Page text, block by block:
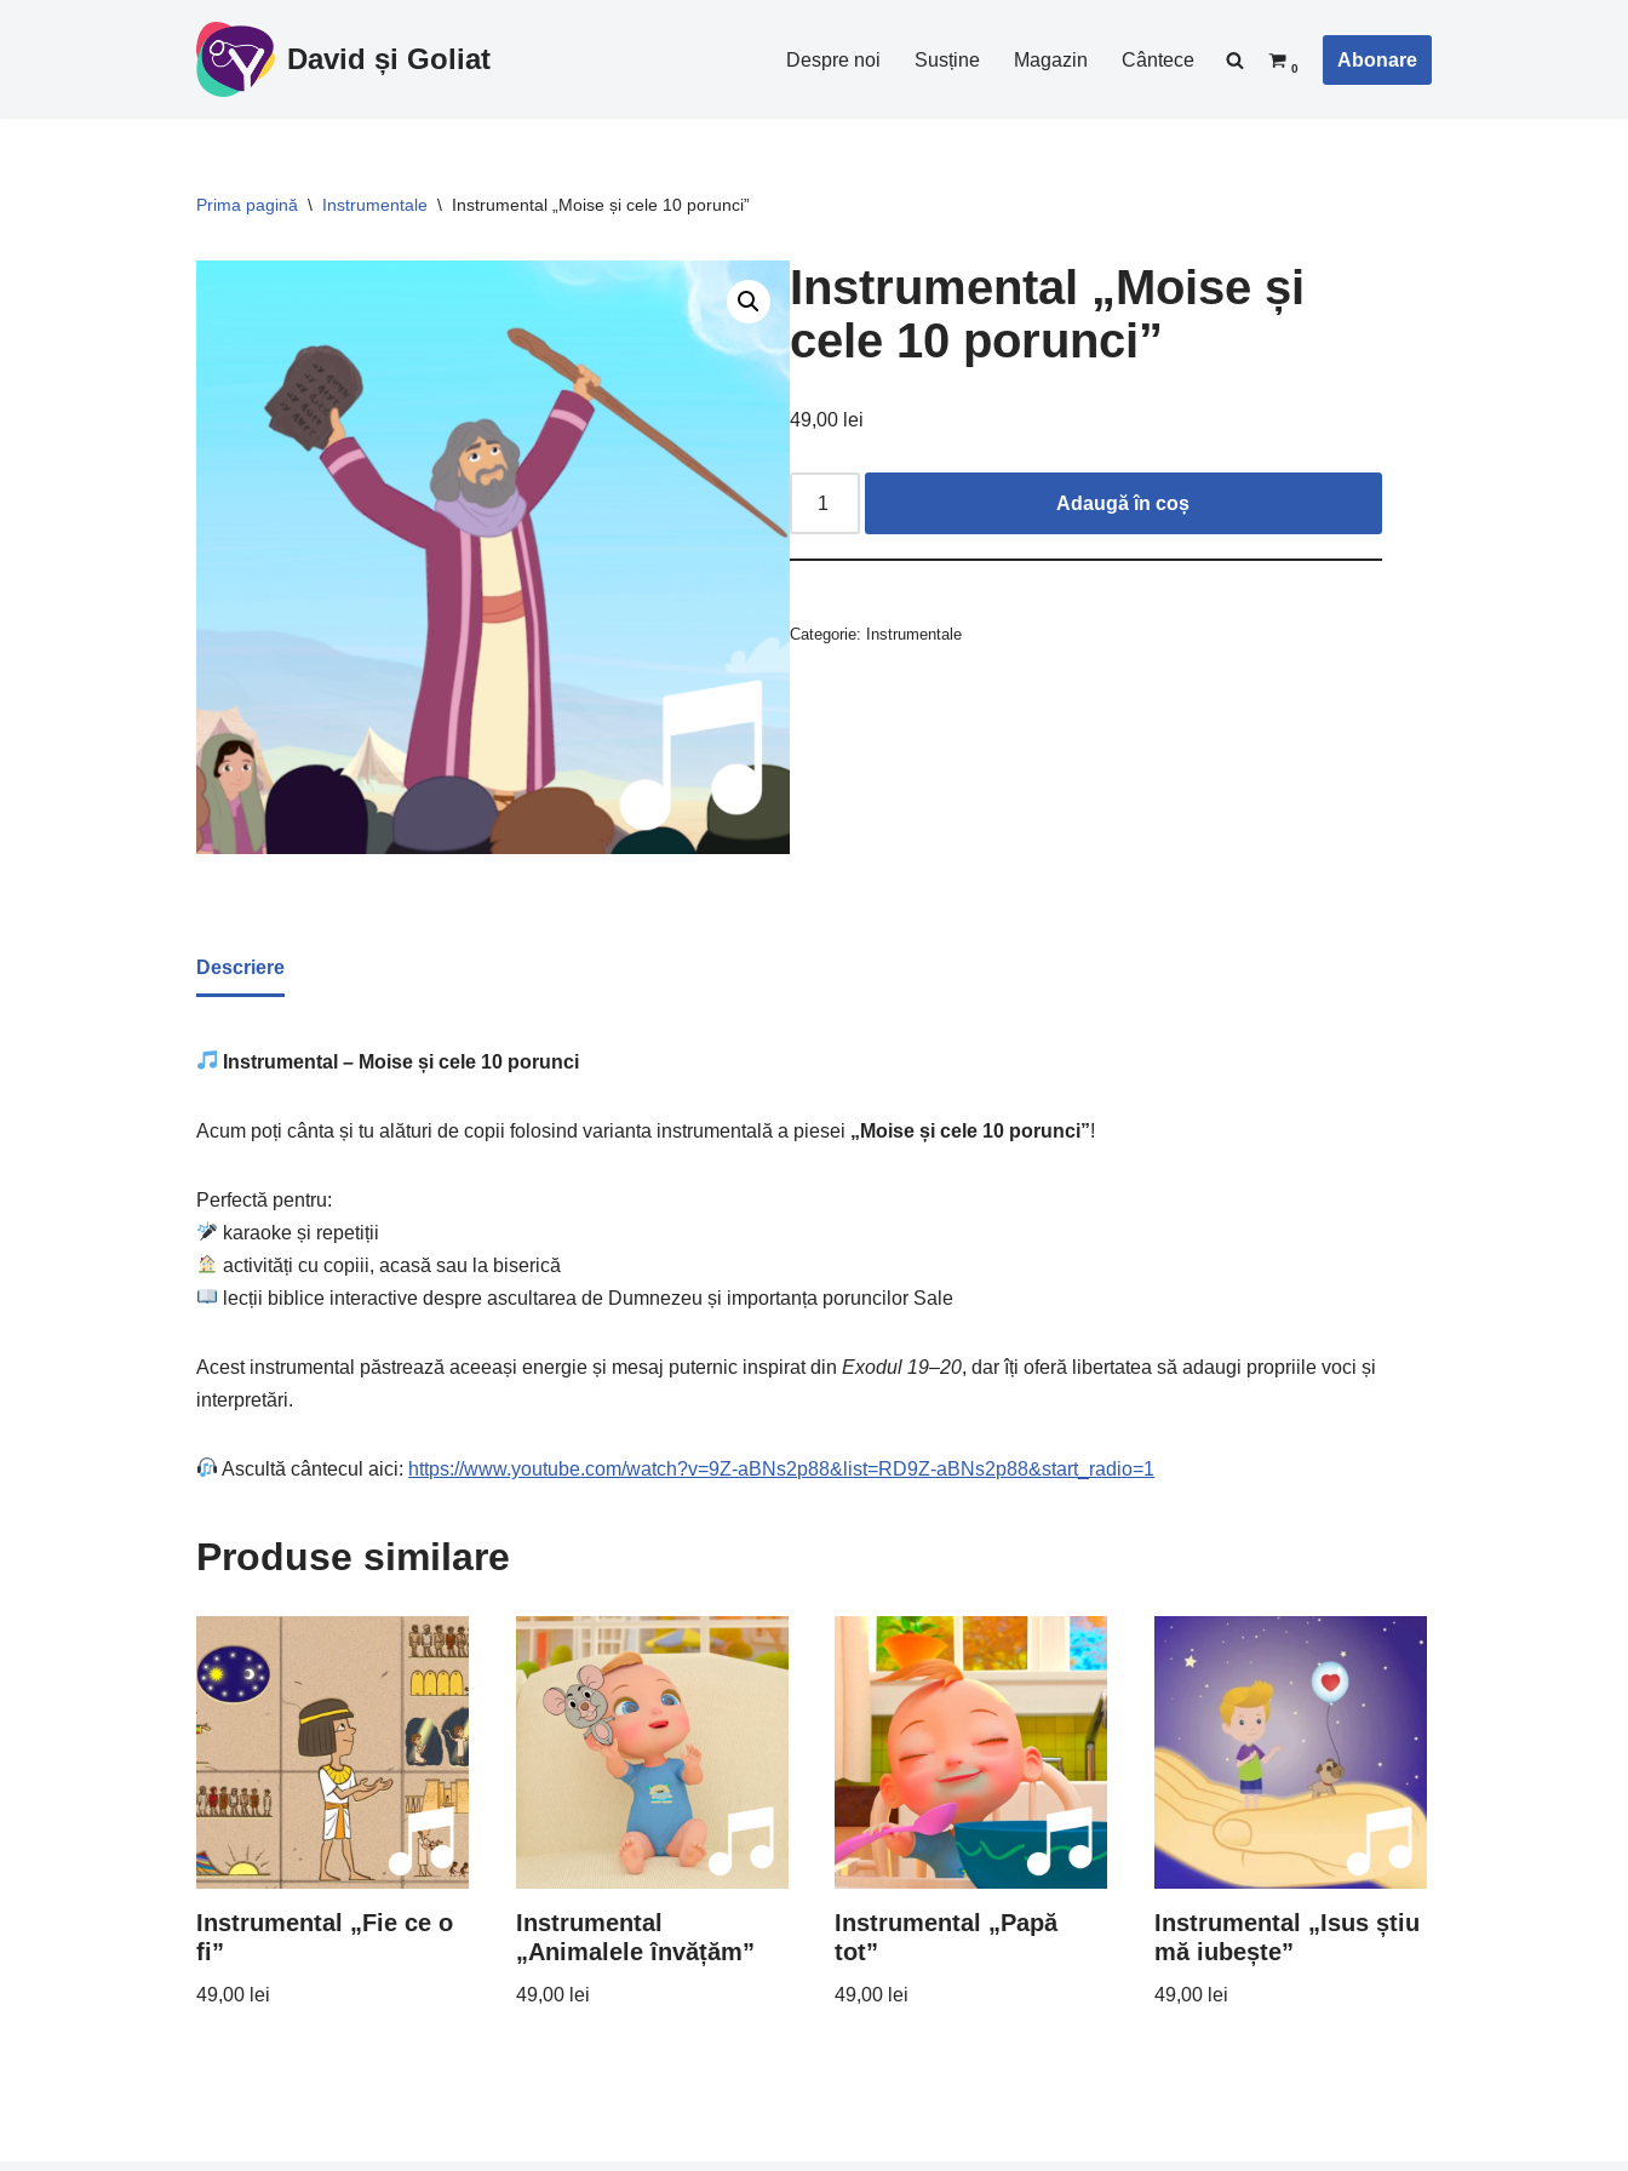
David și Goliat Despre noi Susține Magazin Cântece 0 Abonare
Prima pagină \ Instrumentale \ Instrumental „Moise și cele 10 porunci”
Instrumental „Moise și
cele 10 porunci”
49,00 lei
Adaugă în coș
Categorie: Instrumentale
Descriere
Instrumental – Moise și cele 10 porunci
Acum poți cânta și tu alături de copii folosind varianta instrumentală a piesei „Moise și cele 10 porunci”!
Perfectă pentru:
karaoke și repetiții
activități cu copiii, acasă sau la biserică
lecții biblice interactive despre ascultarea de Dumnezeu și importanța poruncilor Sale
Acest instrumental păstrează aceeași energie și mesaj puternic inspirat din Exodul 19–20, dar îți oferă libertatea să adaugi propriile voci și
interpretări.
Ascultă cântecul aici: https://www.youtube.com/watch?v=9Z-aBNs2p88&list=RD9Z-aBNs2p88&start_radio=1
Produse similare
Instrumental „Fie ce o
fi”
49,00 lei
Instrumental
„Animalele învățăm”
49,00 lei
Instrumental „Papă
tot”
49,00 lei
Instrumental „Isus știu
mă iubește”
49,00 lei